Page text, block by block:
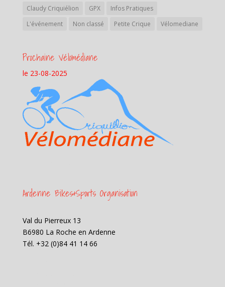
Claudy Criquiélion GPX
Infos Pratiques
L'événement
Non classé Petite Crique Vélomediane
Prochaine Vélomédiane
le 23-08-2025
Ardenne Bikes&Sports Organisation
Val du Pierreux 13
B6980 La Roche en Ardenne
Tél. +32 (0)84 41 14 66